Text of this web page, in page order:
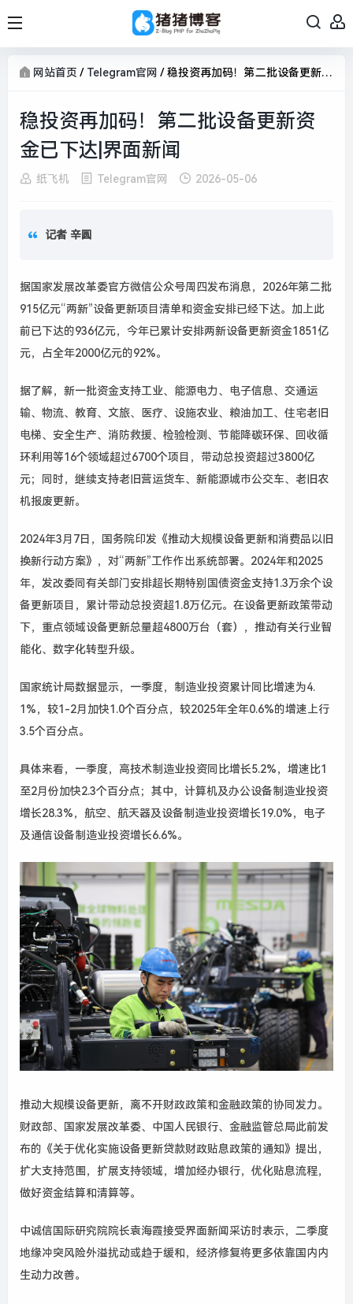
网站首页 / Telegram官网 /稳投资再加码！第二批设备更新资金已下达|界面新闻
稳投资再加码！第二批设备更新资
金已下达|界面新闻
纸飞机 Telegram官网 2026-05-06
记者 辛圆
据国家发展改革委官方微信公众号周四发布消息，2026年第二批
915亿元“两新”设备更新项目清单和资金安排已经下达。加上此
前已下达的936亿元，今年已累计安排两新设备更新资金1851亿
元，占全年2000亿元的92%。
据了解，新一批资金支持工业、能源电力、电子信息、交通运
输、物流、教育、文旅、医疗、设施农业、粮油加工、住宅老旧
电梯、安全生产、消防救援、检验检测、节能降碳环保、回收循
环利用等16个领域超过6700个项目，带动总投资超过3800亿
元；同时，继续支持老旧营运货车、新能源城市公交车、老旧农
机报废更新。
2024年3月7日，国务院印发《推动大规模设备更新和消费品以旧
换新行动方案》，对“两新”工作作出系统部署。2024年和2025
年，发改委同有关部门安排超长期特别国债资金支持1.3万余个设
备更新项目，累计带动总投资超1.8万亿元。在设备更新政策带动
下，重点领域设备更新总量超4800万台（套），推动有关行业智
能化、数字化转型升级。
国家统计局数据显示，一季度，制造业投资累计同比增速为4.
1%，较1-2月加快1.0个百分点，较2025年全年0.6%的增速上行
3.5个百分点。
具体来看，一季度，高技术制造业投资同比增长5.2%，增速比1
至2月份加快2.3个百分点；其中，计算机及办公设备制造业投资
增长28.3%，航空、航天器及设备制造业投资增长19.0%，电子
及通信设备制造业投资增长6.6%。
推动大规模设备更新，离不开财政政策和金融政策的协同发力。
财政部、国家发展改革委、中国人民银行、金融监管总局此前发
布的《关于优化实施设备更新贷款财政贴息政策的通知》提出，
扩大支持范围，扩展支持领域，增加经办银行，优化贴息流程，
做好资金结算和清算等。
中诚信国际研究院院长袁海霞接受界面新闻采访时表示，二季度
地缘冲突风险外溢扰动或趋于缓和，经济修复将更多依靠国内内
生动力改善。